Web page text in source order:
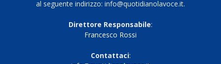
al seguente indirizzo: info@quotidianolavoce.it.
Direttore Responsabile:
Francesco Rossi
Contattaci: